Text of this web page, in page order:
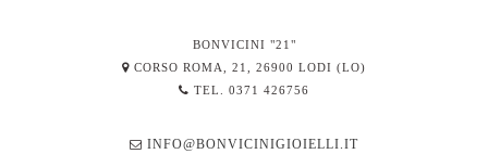
BONVICINI "21"
CORSO ROMA, 21, 26900 LODI (LO)
TEL. 0371 426756
INFO@BONVICINIGIOIELLI.IT